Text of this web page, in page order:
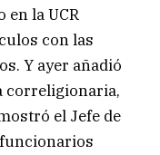
la UCR
con las
Y ayer añadió
correligionaria,
el Jefe de